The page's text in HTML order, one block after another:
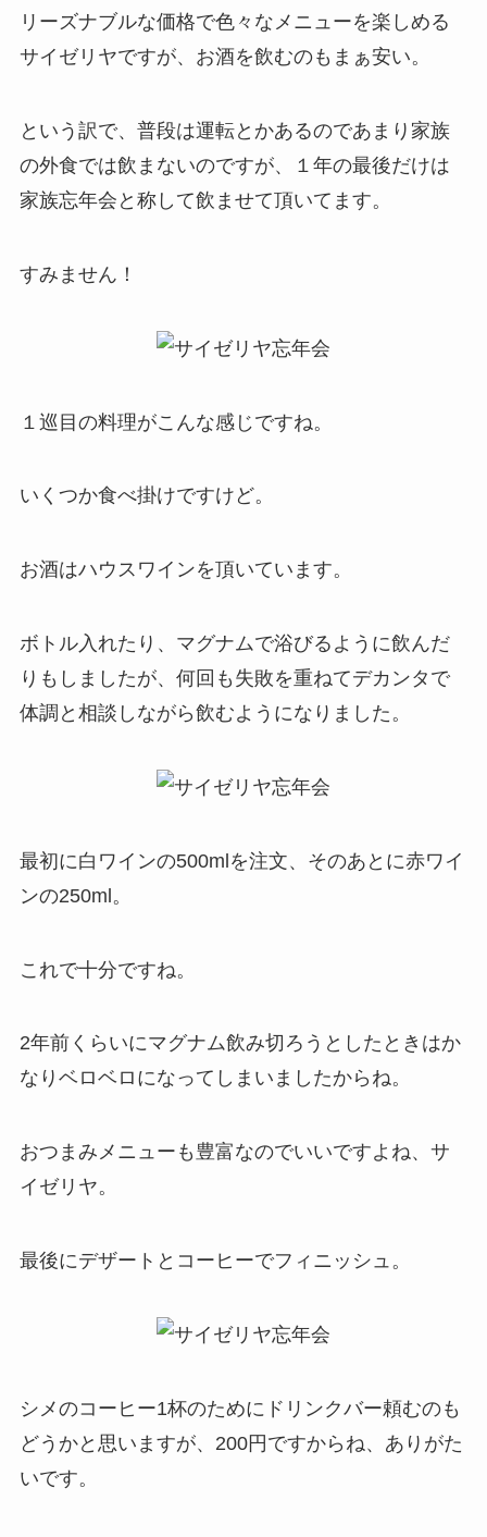
リーズナブルな価格で色々なメニューを楽しめる
サイゼリヤですが、お酒を飲むのもまぁ安い。
という訳で、普段は運転とかあるのであまり家族
の外食では飲まないのですが、１年の最後だけは
家族忘年会と称して飲ませて頂いてます。
すみません！
１巡目の料理がこんな感じですね。
いくつか食べ掛けですけど。
お酒はハウスワインを頂いています。
ボトル入れたり、マグナムで浴びるように飲んだ
りもしましたが、何回も失敗を重ねてデカンタで
体調と相談しながら飲むようになりました。
最初に白ワインの500mlを注文、そのあとに赤ワイ
ンの250ml。
これで十分ですね。
2年前くらいにマグナム飲み切ろうとしたときはか
なりベロベロになってしまいましたからね。
おつまみメニューも豊富なのでいいですよね、サ
イゼリヤ。
最後にデザートとコーヒーでフィニッシュ。
シメのコーヒー1杯のためにドリンクバー頼むのも
どうかと思いますが、200円ですからね、ありがた
いです。